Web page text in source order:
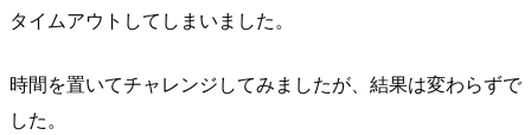
タイムアウトしてしまいました。
時間を置いてチャレンジしてみましたが、結果は変わらずで
した。